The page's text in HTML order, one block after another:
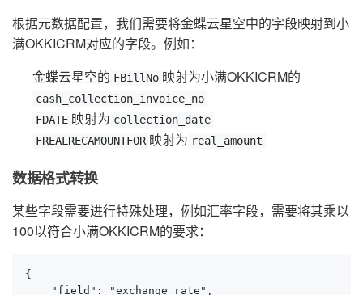
根据元数据配置，我们需要将金蝶云星空中的字段映射到小
满OKKICRM对应的字段。例如：
金蝶云星空的 FBillNo 映射为小满OKKICRM的
cash_collection_invoice_no
FDATE 映射为 collection_date
FREALRECAMOUNTFOR 映射为 real_amount
数据格式转换
某些字段需要进行特殊处理，例如汇率字段，需要将其乘以
100以符合小满OKKICRM的要求：
{
    "field": "exchange_rate",